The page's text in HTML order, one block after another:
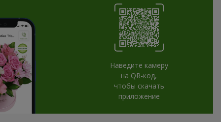
Наведите камеру
на QR-код,
чтобы скачать
приложение